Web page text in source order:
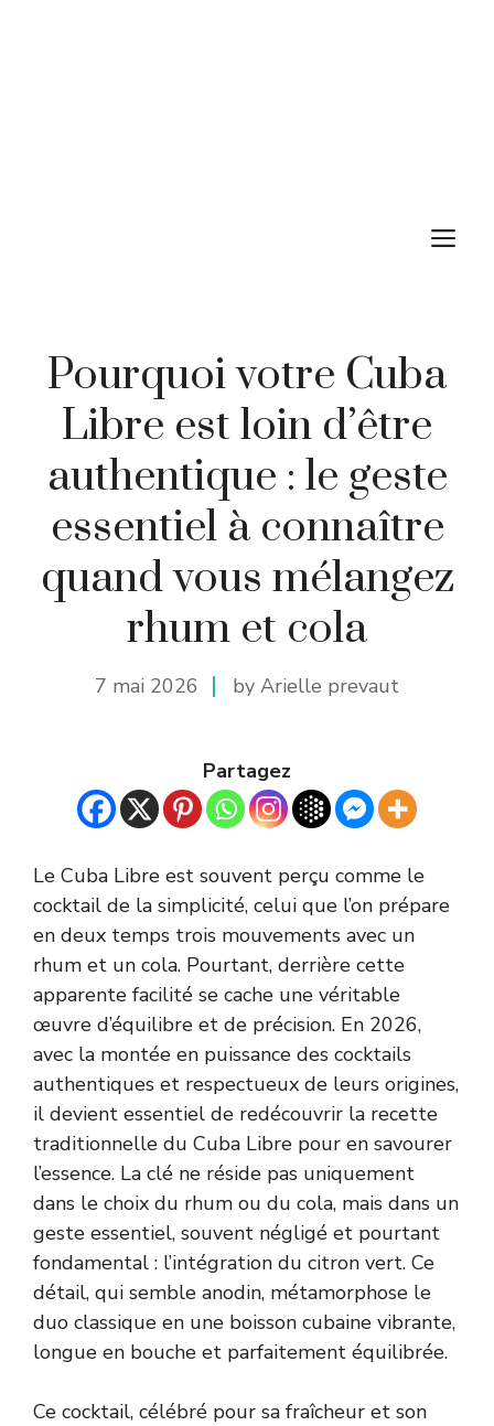
Pourquoi votre Cuba
Libre est loin d’être
authentique : le geste
essentiel à connaître
quand vous mélangez
rhum et cola
7 mai 2026 by Arielle prevaut
Partagez
Le Cuba Libre est souvent perçu comme le
cocktail de la simplicité, celui que l’on prépare
en deux temps trois mouvements avec un
rhum et un cola. Pourtant, derrière cette
apparente facilité se cache une véritable
œuvre d’équilibre et de précision. En 2026,
avec la montée en puissance des cocktails
authentiques et respectueux de leurs origines,
il devient essentiel de redécouvrir la recette
traditionnelle du Cuba Libre pour en savourer
l’essence. La clé ne réside pas uniquement
dans le choix du rhum ou du cola, mais dans un
geste essentiel, souvent négligé et pourtant
fondamental : l’intégration du citron vert. Ce
détail, qui semble anodin, métamorphose le
duo classique en une boisson cubaine vibrante,
longue en bouche et parfaitement équilibrée.
Ce cocktail, célébré pour sa fraîcheur et son